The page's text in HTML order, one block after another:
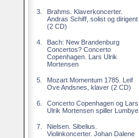
3.
Brahms. Klaverkoncerter.
Andras Schiff, solist og dirigent
(2 CD)
4.
Bach: New Brandenburg
Concertos? Concerto
Copenhagen. Lars Ulrik
Mortensen
5.
Mozart Momentum 1785. Leif
Ove Andsnes, klaver (2 CD)
6.
Concerto Copenhagen og Lars
Ulrik Mortensen spiller Lumbye
7.
Nielsen. Sibelius.
Violinkoncerter. Johan Dalene